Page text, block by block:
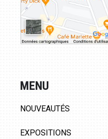
MENU
NOUVEAUTÉS
EXPOSITIONS